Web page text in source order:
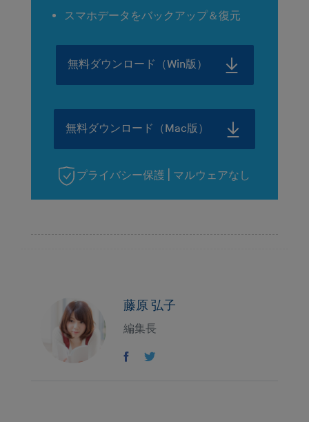
スマホデータをバックアップ＆復元
無料ダウンロード（Win版）
無料ダウンロード（Mac版）
プライバシー保護 | マルウェアなし
藤原 弘子
編集長